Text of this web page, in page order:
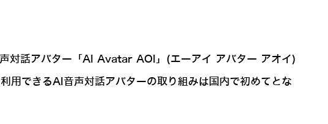
対話アバター「AI Avatar AOI」(エーアイ アバター アオイ)
用できるAI音声対話アバターの取り組みは国内で初めてとな